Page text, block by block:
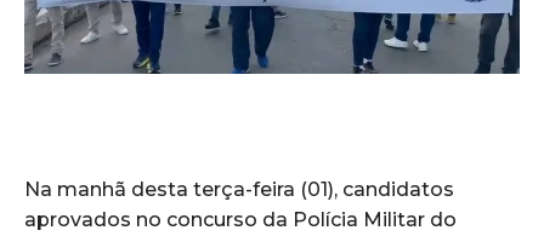
Na manhã desta terça-feira (01), candidatos
aprovados no concurso da Polícia Militar do